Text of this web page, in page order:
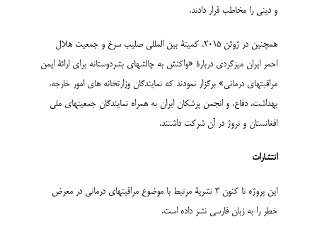
و دینی را مخاطب قرار دادند.
همچنین در ژوئن 2015، کمیتۀ بین المللی صلیب سرخ و جمعیت هلال
احمر ایران میزگردی دربارۀ «واکنش به چالشهای بشردوستانه برای ارائۀ ایمن
مراقبتهای درمانی» برگزار نمودند که نمایندگان وزارتخانه های امور خارجه،
بهداشت، دفاع، و انجمن پزشکان ایران به همراه نمایندگان جمعیتهای ملی
افغانستان و نروژ در آن شرکت داشتند.
انتشارات
این پروژه تا کنون 3 نشریۀ مرتبط با موضوع مراقبتهای درمانی در معرض
خطر را به زبان فارسی نشر داده است.